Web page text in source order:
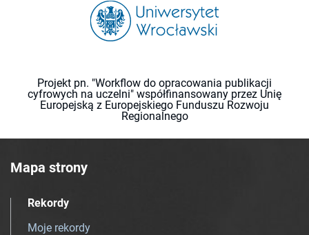
Projekt pn. "Workflow do opracowania publikacji
cyfrowych na uczelni" współfinansowany przez Unię
Europejską z Europejskiego Funduszu Rozwoju
Regionalnego
Mapa strony
Rekordy
Moje rekordy